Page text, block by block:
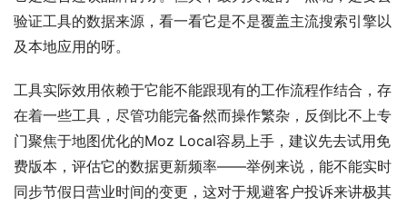
验证工具的数据来源，看一看它是不是覆盖主流搜索引擎以
及本地应用的呀。
工具实际效用依赖于它能不能跟现有的工作流程作结合，存
在着一些工具，尽管功能完备然而操作繁杂，反倒比不上专
门聚焦于地图优化的Moz Local容易上手，建议先去试用免
费版本，评估它的数据更新频率——举例来说，能不能实时
同步节假日营业时间的变更，这对于规避客户投诉来讲极其